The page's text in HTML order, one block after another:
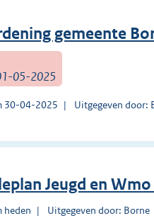
gemeente
05-2025
30-04-2025 Uitgegeven door:
Jeugd en
heden Uitgegeven door: Borne